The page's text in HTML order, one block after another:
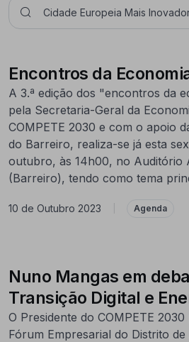
Encontros da
A 3.ª edição dos "encontros da
pela Secretaria-Geral da
COMPETE 2030 e com o apoio
do Barreiro, realiza-se já esta
outubro, às 14h00, no Auditório
(Barreiro), tendo como tema
10 de Outubro 2023 Agenda
Nuno Mangas em
Transição Digital e
O Presidente do COMPETE
Fórum Empresarial do Distrito de